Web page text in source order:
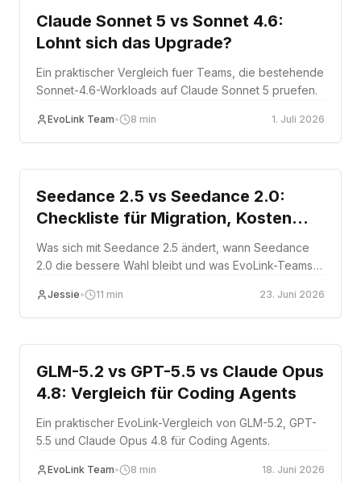
Claude Sonnet 5 vs Sonnet 4.6:
Lohnt sich das Upgrade?
Ein praktischer Vergleich fuer Teams, die bestehende
Sonnet-4.6-Workloads auf Claude Sonnet 5 pruefen.
EvoLink Team• 8 min 1. Juli 2026
Comparison
Seedance 2.5 vs Seedance 2.0:
Checkliste für Migration, Kosten
und Stabilität
Was sich mit Seedance 2.5 ändert, wann Seedance
2.0 die bessere Wahl bleibt und was EvoLink-Teams
prüfen sollten.
Jessie• 11 min 23. Juni 2026
Comparison
GLM-5.2 vs GPT-5.5 vs Claude Opus
4.8: Vergleich für Coding Agents
Ein praktischer EvoLink-Vergleich von GLM-5.2, GPT-
5.5 und Claude Opus 4.8 für Coding Agents.
EvoLink Team• 8 min 18. Juni 2026